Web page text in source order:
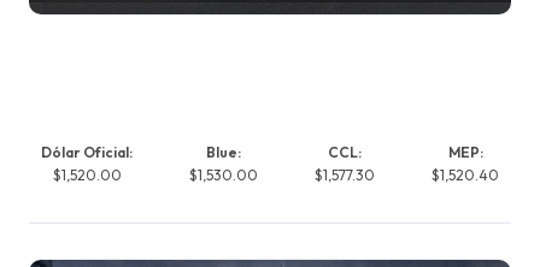
Dólar Oficial:
$1,520.00
Blue:
$1,530.00
CCL:
$1,577.30
MEP:
$1,520.40